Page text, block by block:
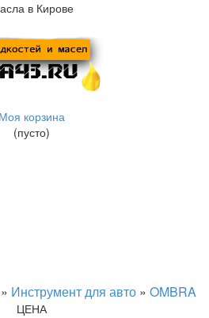
в Кирове
Моя корзина
(пусто)
» Инструмент для авто » OMBRA
ЦЕНА